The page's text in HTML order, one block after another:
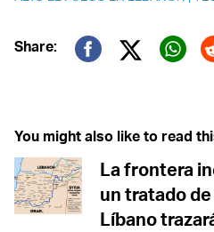
Share:
Twitter
You might also like to read
La frontera
un tratado
Líbano